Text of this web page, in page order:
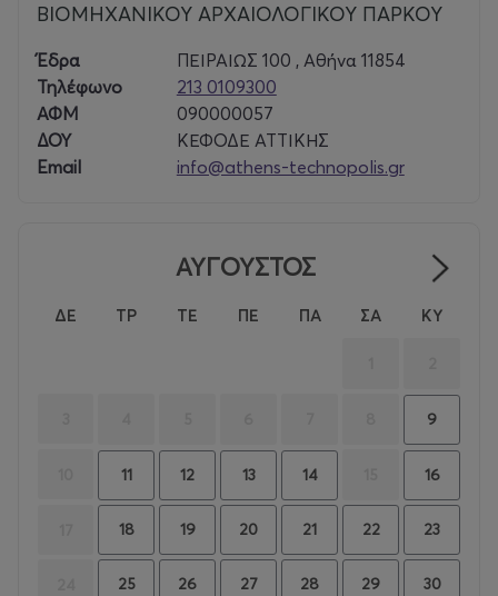
ΒΙΟΜΗΧΑΝΙΚΟΥ ΑΡΧΑΙΟΛΟΓΙΚΟΥ ΠΑΡΚΟΥ
Έδρα
ΠΕΙΡΑΙΩΣ 100 , Αθήνα 11854
Τηλέφωνο
213 0109300
ΑΦΜ
090000057
ΔΟΥ
ΚΕΦΟΔΕ ΑΤΤΙΚΗΣ
Email
info@athens-technopolis.gr
ΑΥΓΟΥΣΤΟΣ
ΔΕ ΤΡ ΤΕ ΠΕ ΠΑ ΣΑ ΚΥ
9
11 12 13 14 16
18 19 20 21 22 23
25 26 27 28 29 30